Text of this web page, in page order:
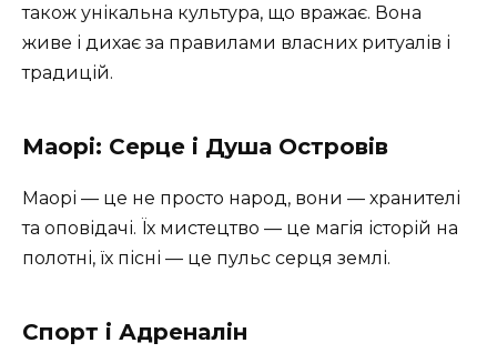
також унікальна культура, що вражає. Вона
живе і дихає за правилами власних ритуалів і
традицій.
Маорі: Серце і Душа Островів
Маорі — це не просто народ, вони — хранителі
та оповідачі. Їх мистецтво — це магія історій на
полотні, їх пісні — це пульс серця землі.
Спорт і Адреналін